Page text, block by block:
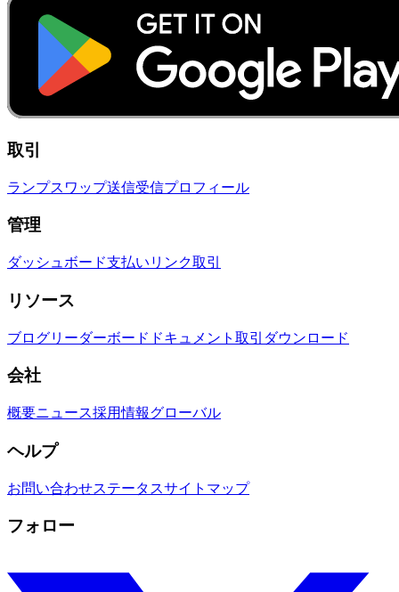
取引
ランプスワップ送信受信プロフィール
管理
ダッシュボード支払いリンク取引
リソース
ブログリーダーボード ドキュメント 取引 ダウンロード
会社
概要ニュース採用情報グローバル
ヘルプ
お問い合わせステータスサイトマップ
フォロー